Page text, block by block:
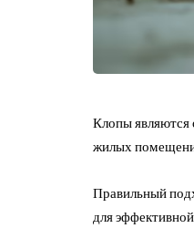
Клопы являются
жилых
Правильный
для